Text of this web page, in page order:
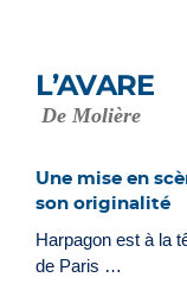
L’AVARE
De Molière
Une mise en
son originalité
Harpagon est à la
de Paris …